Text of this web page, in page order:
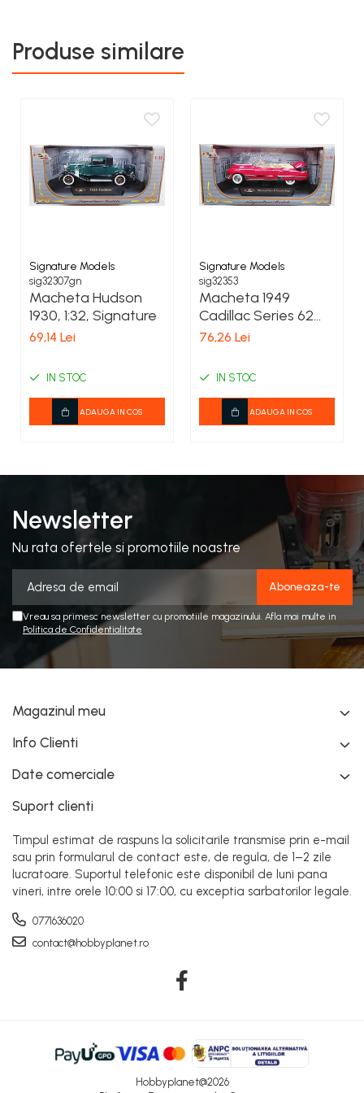
TRICOURI TEMATICE 3D
Produse similare
Signature Models
sig32307gn
Macheta Hudson
1930, 1:32, Signature
69,14 Lei
IN STOC
ADAUGA IN COS
Signature Models
sig32353
Macheta 1949
Cadillac Series 62
Convertible Coupe,
76,26 Lei
IN STOC
ADAUGA IN COS
Newsletter
Nu rata ofertele si promotiile noastre
Vreau sa primesc newsletter cu promotiile magazinului. Afla mai multe in
Politica de Confidentialitate
Magazinul meu
Info Clienti
Date comerciale
Suport clienti
Timpul estimat de raspuns la solicitarile transmise prin e-mail
sau prin formularul de contact este, de regula, de 1–2 zile
lucratoare. Suportul telefonic este disponibil de luni pana
vineri, intre orele 10:00 si 17:00, cu exceptia sarbatorilor legale.
0771636020
contact@hobbyplanet.ro
Hobbyplanet@2026